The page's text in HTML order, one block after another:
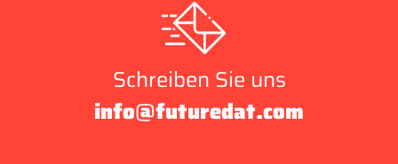
Schreiben Sie uns
info@futuredat.com